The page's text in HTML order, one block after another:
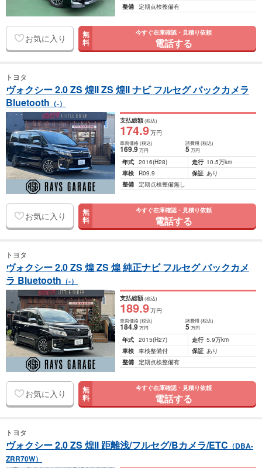
整備 定期点検整備有
お気に入り 無
料
今すぐ在庫確認・見積り依頼
電話する
トヨタ
ヴォクシー 2.0 ZS 煌II ZS 煌II ナビ フルセグ バックカメラ
Bluetooth （-）
支払総額(税込)
174.9万円
車両価格(税込)
169.9万円
諸費用 (税込)
5 万円
年式 2016(H28) 走行 10.5万km
車検
R09.9 保証 あり
整備 定期点検整備無し
お気に入り 無
料
今すぐ在庫確認・見積り依頼
電話する
トヨタ
ヴォクシー 2.0 ZS 煌 ZS 煌 純正ナビ フルセグ バックカメ
ラ Bluetooth （-）
支払総額(税込)
189.9万円
車両価格(税込)
184.9万円
諸費用 (税込)
5 万円
年式 2015(H27) 走行 5.9万km
車検 車検整備付 保証 あり
整備 定期点検整備有
お気に入り 無
料
今すぐ在庫確認・見積り依頼
電話する
トヨタ
ヴォクシー 2.0 ZS 煌II 距離浅/フルセグ/Bカメラ/ETC （DBA-
ZRR70W）